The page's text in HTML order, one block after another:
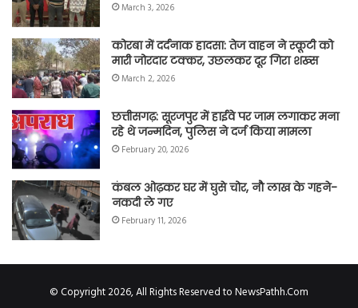
March 3, 2026
कोरबा में दर्दनाक हादसा: तेज वाहन ने स्कूटी को
मारी जोरदार टक्कर, उछलकर दूर गिरा शख्स
March 2, 2026
छत्तीसगढ़: सूरजपुर में हाईवे पर जाम लगाकर मना
रहे थे जन्मदिन, पुलिस ने दर्ज किया मामला
February 20, 2026
कंबल ओढ़कर घर में घुसे चोर, नौ लाख के गहने-
नकदी ले गए
February 11, 2026
© Copyright 2026, All Rights Reserved to NewsPathh.Com